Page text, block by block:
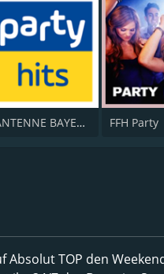
ANTENNE BAYERN Party Hits FFH Party
Absolut TOP den